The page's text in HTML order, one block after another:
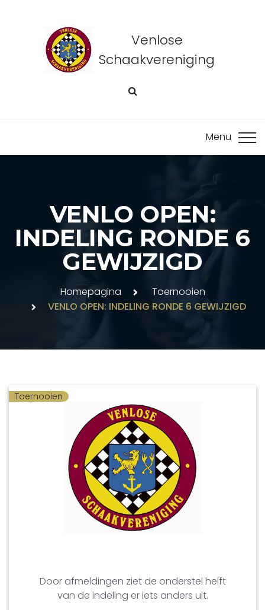
Venlose
Schaakvereniging
VENLO OPEN:
INDELING RONDE 6
GEWIJZIGD
Homepagina
Toernooien
VENLO OPEN: INDELING RONDE 6 GEWIJZIGD
Toernooien
Door afmeldingen ziet de onderstel helft
van de indeling er iets anders uit.